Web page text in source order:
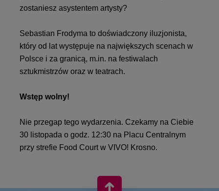
zostaniesz asystentem artysty?
Sebastian Frodyma to doświadczony iluzjonista,
który od lat występuje na największych scenach w
Polsce i za granicą, m.in. na festiwalach
sztukmistrzów oraz w teatrach.
Wstęp wolny!
Nie przegap tego wydarzenia. Czekamy na Ciebie
30 listopada o godz. 12:30 na Placu Centralnym
przy strefie Food Court w VIVO! Krosno.